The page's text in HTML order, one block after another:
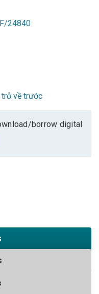
24840
về trước
borrow digital